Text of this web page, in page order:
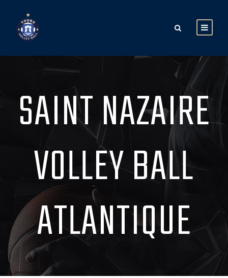
SAINT NAZAIRE
VOLLEY BALL
ATLANTIQUE